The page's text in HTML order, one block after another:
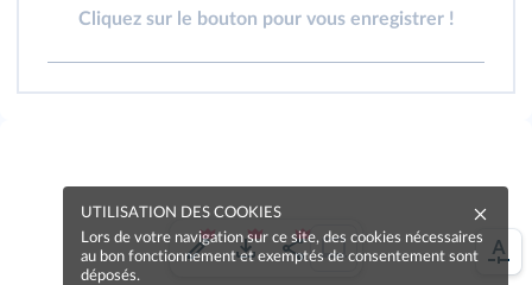
Cliquez sur le bouton pour vous enregistrer !
UTILISATION DES COOKIES
Lors de votre navigation sur ce site, des cookies nécessaires
au bon fonctionnement et exemptés de consentement sont
déposés.